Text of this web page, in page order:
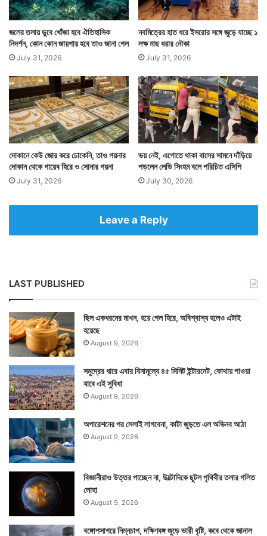
জলের তলায় ডুবে খোঁজা হবে ঐতিহাসিক
নিদর্শন, কোন কোন জায়গায় হবে তাও জানা গেল
July 31, 2026
নবমিত্রের হাত ধরে ইসরোর সঙ্গে জুড়ে যাচ্ছে ১
লক্ষ মাছ ধরার নৌকা
July 31, 2026
দোকানে কেউ জোর করে ঢোকেনি, তাও গয়নার
দোকান থেকে গায়েব হিরে ও সোনার গয়না
July 31, 2026
ভয় নেই, এগোতে থাকা বাসের সামনে দাঁড়িয়ে
পড়লেন লেডি সিংহম বলে পরিচিত এসিপি
July 30, 2026
Leave a Reply
LAST PUBLISHED
ছিল একধরনের মাখন, হয়ে গেল হিরে, অবিশ্বাস্য হলেও এটাই
হয়েছে
August 9, 2026
সমুদ্রের ধারে এবার বিনামূল্যে ৪৫ মিনিট ইন্টারনেট, কোথায় পাওয়া
যাবে এই সুবিধা
August 9, 2026
অপারেশনের পর সেলাই লাগবেনা, কাটা জুড়তে এল অভিনব আঠা
August 9, 2026
বিজ্ঞানীরাও উত্তর পাচ্ছেন না, উল্টোদিকে ছুটল পৃথিবীর তলার গলিত
লোহা
August 9, 2026
বঙ্গোপসাগরে নিম্নচাপ, দক্ষিণবঙ্গ জুড়ে ভারী বৃষ্টি, কবে থেকে জানাল